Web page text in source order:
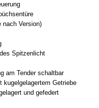
nach Version)
Spitzenlicht
am Tender schaltbar
kugelgelagertem Getriebe
und gefedert